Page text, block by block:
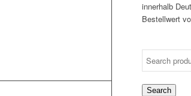
innerhalb
Bestellwert
Search